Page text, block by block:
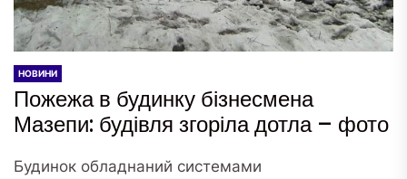
НОВИНИ
Пожежа в будинку бізнесмена
Мазепи: будівля згоріла дотла – фото
Будинок обладнаний системами